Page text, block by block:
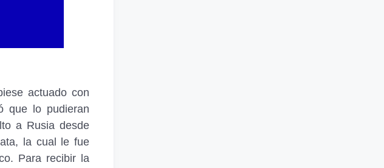
actuado con
que lo pudieran
a Rusia desde
la cual le fue
Para recibir la